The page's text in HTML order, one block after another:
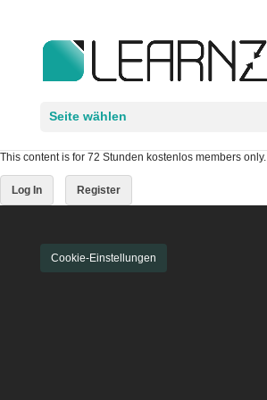
Seite wählen
This content is for 72 Stunden kostenlos members only.
Log In Register
Cookie-Einstellungen